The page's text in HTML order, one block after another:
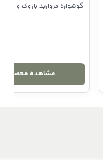
گوشواره مروارید باروک و گوی
مشاهده محصول